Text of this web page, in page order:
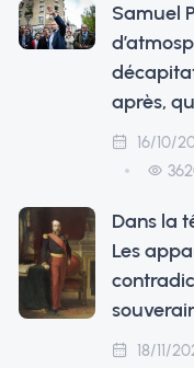
Samuel
après,
16/10/
Dans la
Les
18/11/